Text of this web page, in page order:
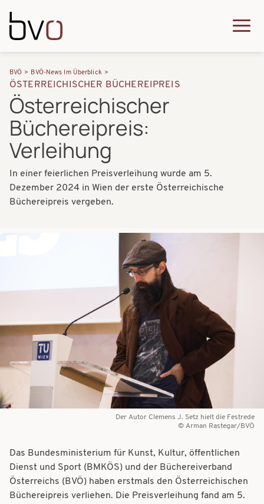
c
k
m
n
u
a
u
p
t
a
g
a
t
i
o
n
P
f
a
d
n
a
v
i
n
BVÖ BVÖ-News Im Überblick
ÖSTERREICHISCHER BÜCHEREIPREIS
Österreichischer
Büchereipreis:
Verleihung
In einer feierlichen Preisverleihung wurde am 5.
Dezember 2024 in Wien der erste Österreichische
Büchereipreis vergeben.
Der Autor Clemens J. Setz hielt die Festrede
Arman Rastegar/BVÖ
Das Bundesministerium für Kunst, Kultur, öffentlichen
Dienst und Sport (BMKÖS) und der Büchereiverband
Österreichs (BVÖ) haben erstmals den Österreichischen
Büchereipreis verliehen. Die Preisverleihung fand am 5.